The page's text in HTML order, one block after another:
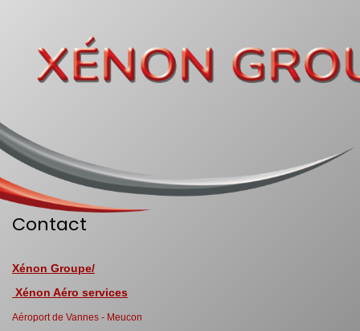
Contact
Xénon Groupe/
Xénon Aéro services
Aéroport de Vannes - Meucon